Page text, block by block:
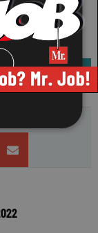
naar
niet!